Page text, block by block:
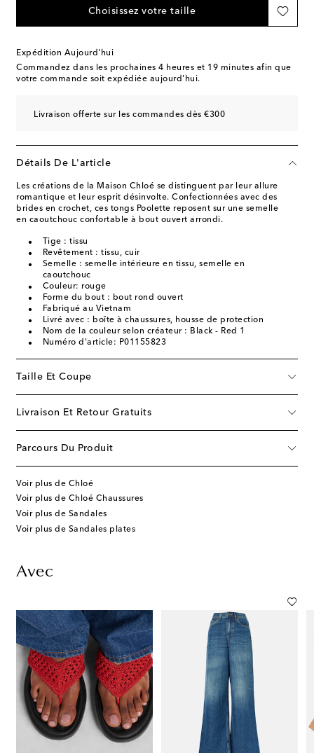
Choisissez votre taille
Expédition Aujourd'hui
Commandez dans les prochaines 4 heures et 19 minutes afin que
votre commande soit expédiée aujourd'hui.
Livraison offerte sur les commandes dès €300
Détails De L'article
Les créations de la Maison Chloé se distinguent par leur allure
romantique et leur esprit désinvolte. Confectionnées avec des
brides en crochet, ces tongs Poolette reposent sur une semelle
en caoutchouc confortable à bout ouvert arrondi.
Tige : tissu
Revêtement : tissu, cuir
Semelle : semelle intérieure en tissu, semelle en
caoutchouc
Couleur: rouge
Forme du bout : bout rond ouvert
Fabriqué au Vietnam
Livré avec : boîte à chaussures, housse de protection
Nom de la couleur selon créateur : Black - Red 1
Numéro d'article: P01155823
Taille Et Coupe
Livraison Et Retour Gratuits
Parcours Du Produit
Voir plus de Chloé
Voir plus de Chloé Chaussures
Voir plus de Sandales
Voir plus de Sandales plates
Avec